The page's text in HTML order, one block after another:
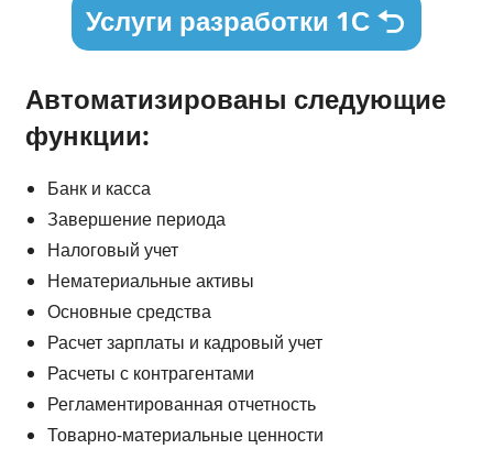
Услуги разработки 1С
Автоматизированы следующие
функции:
Банк и касса
Завершение периода
Налоговый учет
Нематериальные активы
Основные средства
Расчет зарплаты и кадровый учет
Расчеты с контрагентами
Регламентированная отчетность
Товарно-материальные ценности